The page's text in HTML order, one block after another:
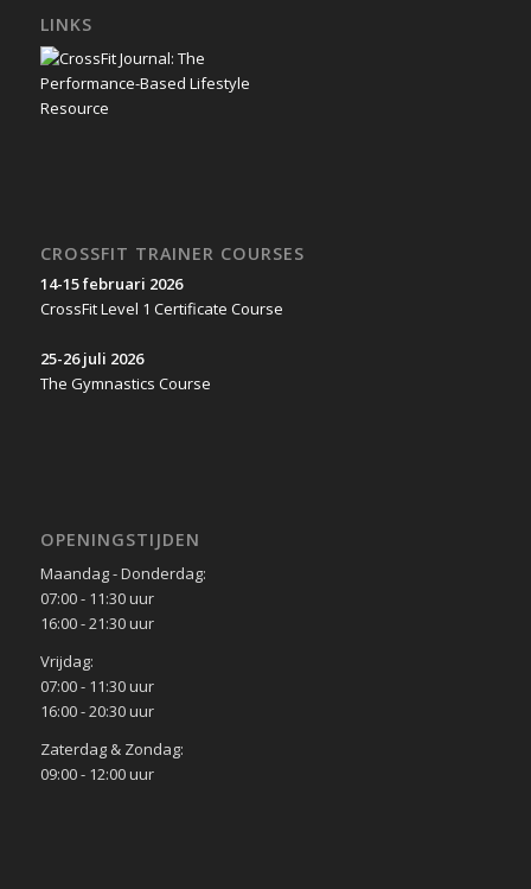
LINKS
CROSSFIT TRAINER COURSES
14-15 februari 2026
CrossFit Level 1 Certificate Course
25-26 juli 2026
The Gymnastics Course
OPENINGSTIJDEN
Maandag - Donderdag:
07:00 - 11:30 uur
16:00 - 21:30 uur
Vrijdag:
07:00 - 11:30 uur
16:00 - 20:30 uur
Zaterdag & Zondag:
09:00 - 12:00 uur